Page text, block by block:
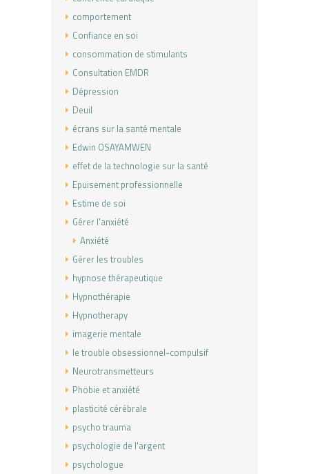
comportement
Confiance en soi
consommation de stimulants
Consultation EMDR
Dépression
Deuil
écrans sur la santé mentale
Edwin OSAYAMWEN
effet de la technologie sur la santé
Epuisement professionnelle
Estime de soi
Gérer l'anxiété
Anxiété
Gérer les troubles
hypnose thérapeutique
Hypnothérapie
Hypnotherapy
imagerie mentale
le trouble obsessionnel-compulsif
Neurotransmetteurs
Phobie et anxiété
plasticité cérébrale
psycho trauma
psychologie de l'argent
psychologue